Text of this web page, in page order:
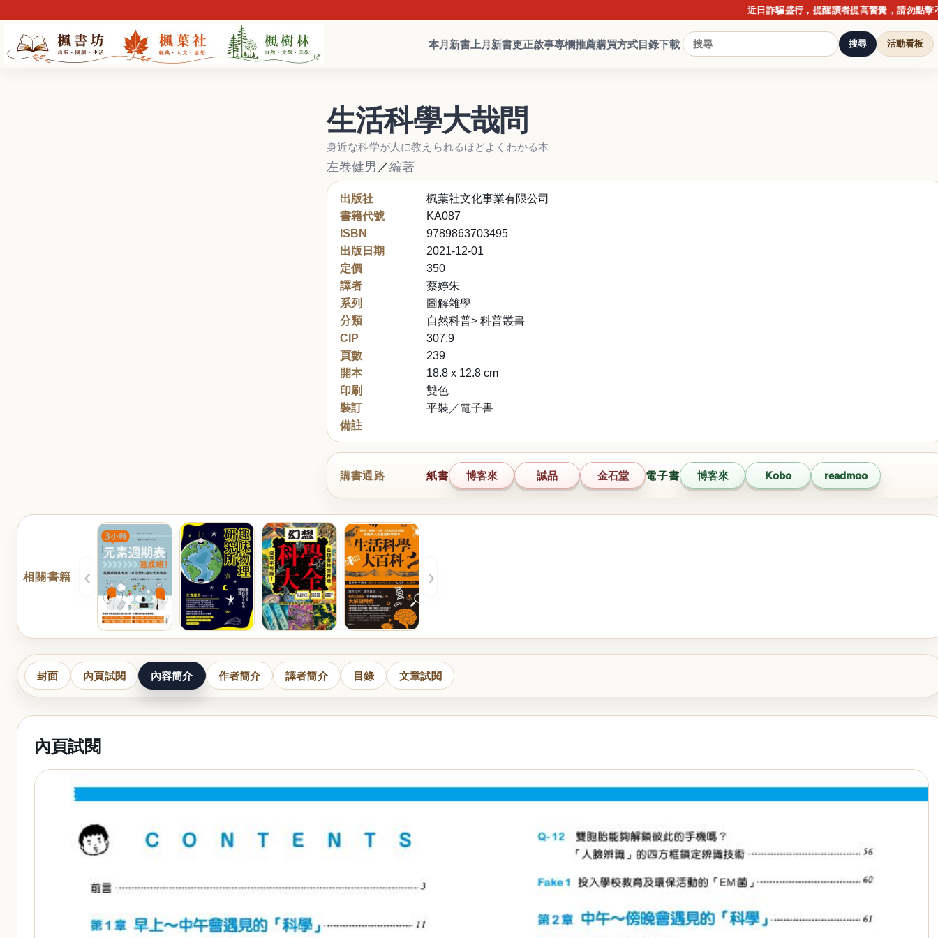
近日詐騙盛行，提醒讀者提高警覺，請勿點擊不明連
本月新書 上月新書更正啟事專欄推薦購買方式目錄下載 搜尋 活動看板
生活科學大哉問
身近な科学が人に教えられるほどよくわかる本
左卷健男 ／編著
出版社
楓葉社文化事業有限公司
書籍代號
KA087
ISBN
9789863703495
出版日期
2021-12-01
定價
350
譯者
蔡婷朱
系列
圖解雜學
分類
自然科普> 科普叢書
CIP
307.9
頁數
239
開本
18.8 x 12.8 cm
印刷
雙色
裝訂
平裝／電子書
備註
購書通路 紙書 博客來 誠品 金石堂 電子書 博客來 Kobo readmoo
相關書籍 ‹ ›
封面 內頁試閱 內容簡介 作者簡介 譯者簡介 目錄 文章試閱
內頁試閱